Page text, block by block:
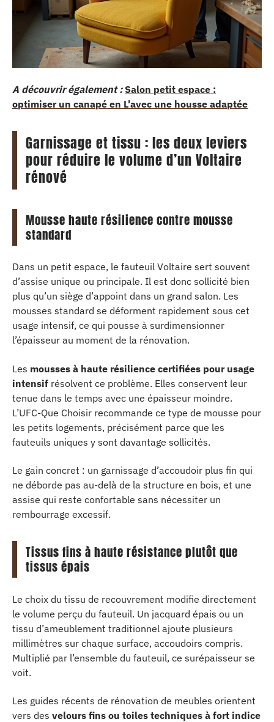
A découvrir également : Salon petit espace :
optimiser un canapé en L'avec une housse adaptée
Garnissage et tissu : les deux leviers
pour réduire le volume d’un Voltaire
rénové
Mousse haute résilience contre mousse
standard
Dans un petit espace, le fauteuil Voltaire sert souvent
d’assise unique ou principale. Il est donc sollicité bien
plus qu’un siège d’appoint dans un grand salon. Les
mousses standard se déforment rapidement sous cet
usage intensif, ce qui pousse à surdimensionner
l’épaisseur au moment de la rénovation.
Les mousses à haute résilience certifiées pour usage
intensif résolvent ce problème. Elles conservent leur
tenue dans le temps avec une épaisseur moindre.
L’UFC-Que Choisir recommande ce type de mousse pour
les petits logements, précisément parce que les
fauteuils uniques y sont davantage sollicités.
Le gain concret : un garnissage d’accoudoir plus fin qui
ne déborde pas au-delà de la structure en bois, et une
assise qui reste confortable sans nécessiter un
rembourrage excessif.
Tissus fins à haute résistance plutôt que
tissus épais
Le choix du tissu de recouvrement modifie directement
le volume perçu du fauteuil. Un jacquard épais ou un
tissu d’ameublement traditionnel ajoute plusieurs
millimètres sur chaque surface, accoudoirs compris.
Multiplié par l’ensemble du fauteuil, ce surépaisseur se
voit.
Les guides récents de rénovation de meubles orientent
vers des velours fins ou toiles techniques à fort indice